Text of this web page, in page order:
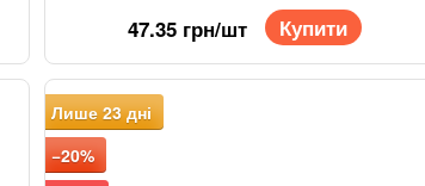
47.35 грн/шт Купити
Лише 23 дні
−20%